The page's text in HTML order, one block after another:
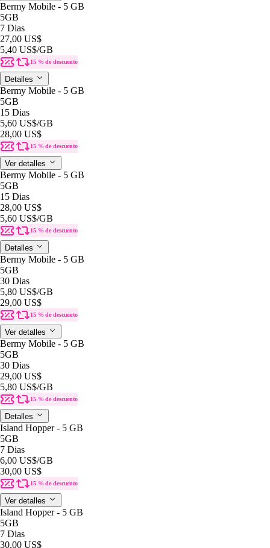
Bermy Mobile - 5 GB
5GB
7 Dias
27,00 US$
5,40 US$/GB
15 % de descuento
Detalles
Bermy Mobile - 5 GB
5GB
15 Dias
5,60 US$/GB
28,00 US$
15 % de descuento
Ver detalles
Bermy Mobile - 5 GB
5GB
15 Dias
28,00 US$
5,60 US$/GB
15 % de descuento
Detalles
Bermy Mobile - 5 GB
5GB
30 Dias
5,80 US$/GB
29,00 US$
15 % de descuento
Ver detalles
Bermy Mobile - 5 GB
5GB
30 Dias
29,00 US$
5,80 US$/GB
15 % de descuento
Detalles
Island Hopper - 5 GB
5GB
7 Dias
6,00 US$/GB
30,00 US$
15 % de descuento
Ver detalles
Island Hopper - 5 GB
5GB
7 Dias
30,00 US$